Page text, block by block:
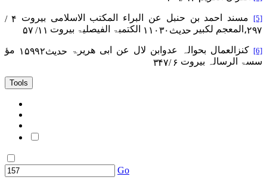
[5] مسند احمد بن حنبل عن البراء المکتب الاسلامی بیروت
۴ /
۲۹۷، المعجم لکبیر حدیث ۱۱۰۳۰ الکتمبۃ الفیصلیۃ بیروت ۱۱/ ۵۷
[6] کنزالعمال بحوالہ عدوابن لال عن ابی ھریرۃ حدیث۱۵۹۹۲ مؤ
سسۃ الرسالہ بیروت ۶ /۳۴۷
Tools
Go